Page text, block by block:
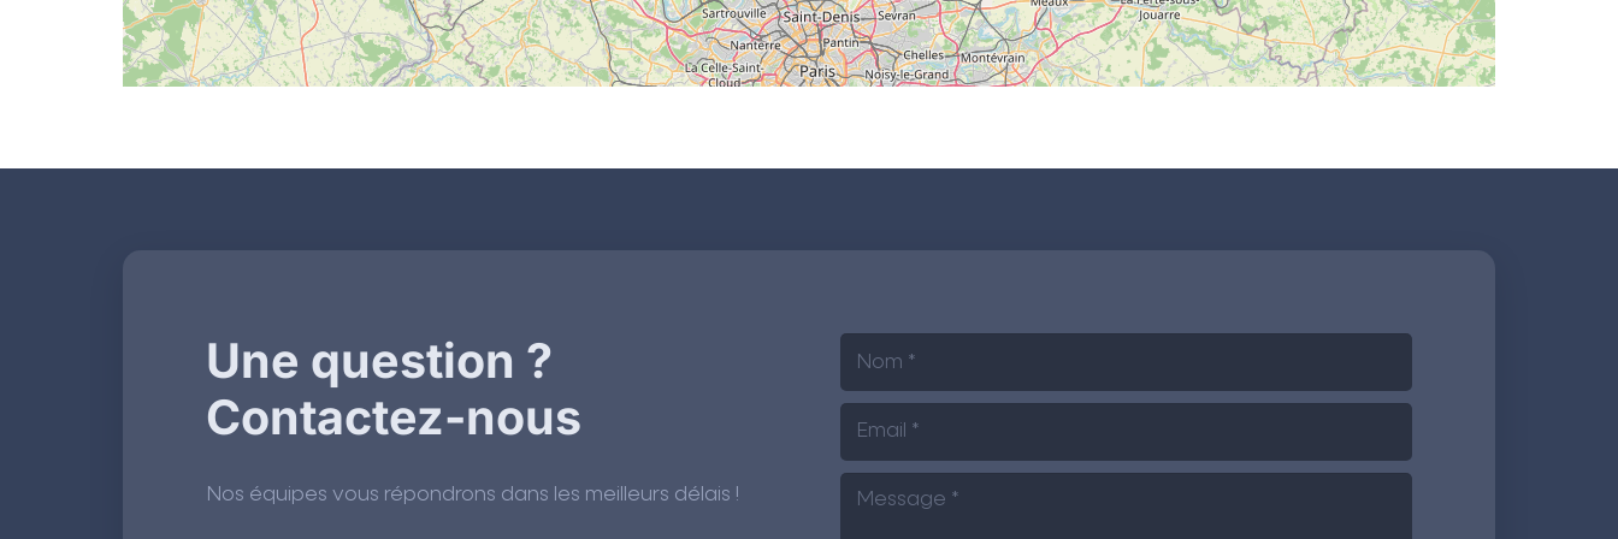
Une question ?
Contactez-nous
Nos équipes vous répondrons dans les meilleurs délais !